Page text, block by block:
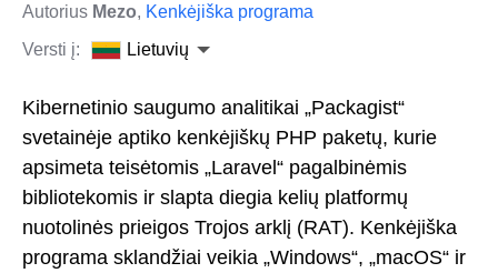
Autorius Mezo, Kenkėjiška programa
Versti į:
Lietuvių
Kibernetinio saugumo analitikai „Packagist“
svetainėje aptiko kenkėjiškų PHP paketų, kurie
apsimeta teisėtomis „Laravel“ pagalbinėmis
bibliotekomis ir slapta diegia kelių platformų
nuotolinės prieigos Trojos arklį (RAT). Kenkėjiška
programa sklandžiai veikia „Windows“, „macOS“ ir